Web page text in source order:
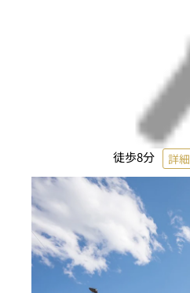
徒歩8分 詳細